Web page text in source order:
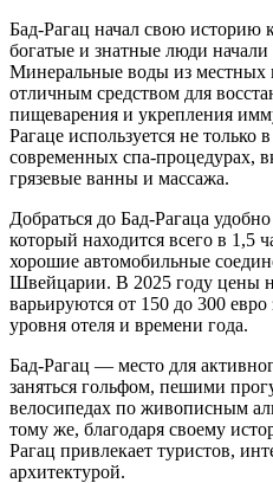
Бад-Рагац начал свою историю
богатые и знатные люди
Минеральные воды из местных
отличным средством для
пищеварения и укрепления
Рагаце используется не только
современных спа-процедурах,
грязевые ванны и массажа.
Добраться до Бад-Рагаца
который находится всего в 1,5
хорошие автомобильные
Швейцарии. В 2025 году цены
варьируются от 150 до 300
уровня отеля и времени года.
Бад-Рагац — место для
заняться гольфом, пешими
велосипедах по живописным
тому же, благодаря своему
Рагац привлекает туристов,
архитектурой.